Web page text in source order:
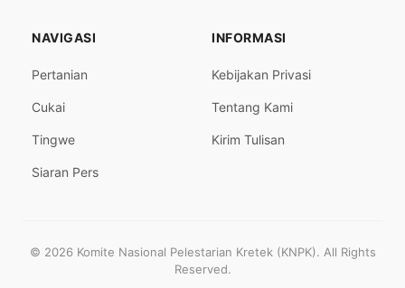
NAVIGASI
Pertanian
Cukai
Tingwe
Siaran Pers
INFORMASI
Kebijakan Privasi
Tentang Kami
Kirim Tulisan
© 2026 Komite Nasional Pelestarian Kretek (KNPK). All Rights
Reserved.